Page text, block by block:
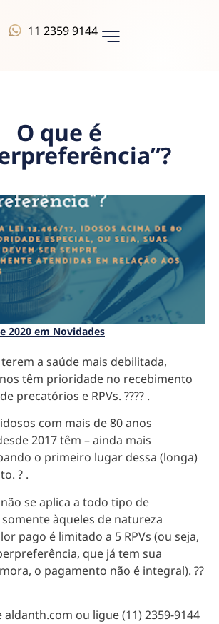
112359 9144
O que é
2020 em Novidades
a saúde mais debilitada,
têm prioridade no recebimento
precatórios e RPVs. ???? .
com mais de 80 anos
2017 têm – ainda mais
o primeiro lugar dessa (longa)
? .
se aplica a todo tipo de
àqueles de natureza
pago é limitado a 5 RPVs (ou seja,
que já tem sua
o pagamento não é integral). ??
aldanth.com ou ligue (11) 2359-9144